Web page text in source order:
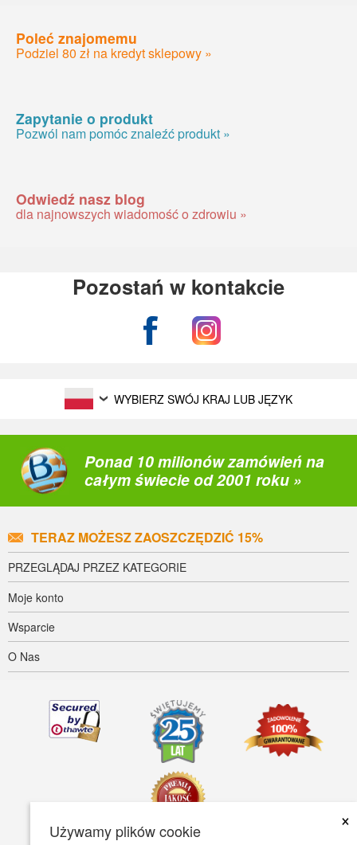
Używamy plików cookie
×
Poleć znajomemu
Podziel 80 zł na kredyt sklepowy »
Zapytanie o produkt
Pozwól nam pomóc znaleźć produkt »
Odwiedź nasz blog
dla najnowszych wiadomość o zdrowiu »
Pozostań w kontakcie
WYBIERZ SWÓJ KRAJ LUB JĘZYK
Ponad 10 milionów zamówień na
całym świecie od 2001 roku »
TERAZ MOŻESZ ZAOSZCZĘDZIĆ 15%
PRZEGLĄDAJ PRZEZ KATEGORIE
Moje konto
Wsparcie
O Nas